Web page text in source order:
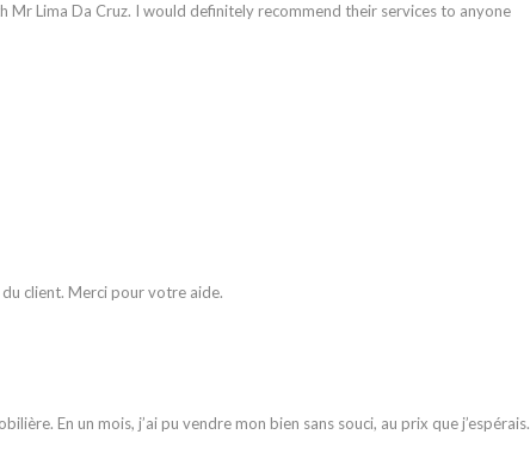
Mr Lima Da Cruz. I would definitely recommend their services to anyone
client. Merci pour votre aide.
En un mois, j’ai pu vendre mon bien sans souci, au prix que j’espérais.